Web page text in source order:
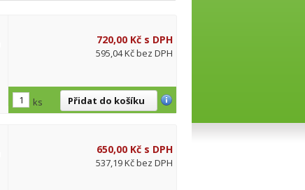
720,00 Kč s DPH
595,04 Kč bez DPH
ks Přidat do košíku
650,00 Kč s DPH
537,19 Kč bez DPH